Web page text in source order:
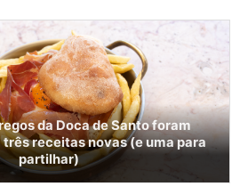
da Doca de Santo foram
receitas novas (e uma para
partilhar)